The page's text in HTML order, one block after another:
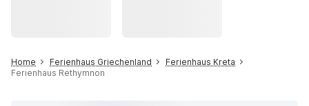
Home Ferienhaus Griechenland
Ferienhaus Kreta
Ferienhaus Rethymnon